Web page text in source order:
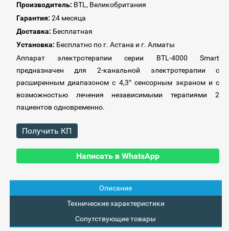
Производитель: BTL, Великобритания
Гарантия: 24 месяца
Доставка: Бесплатная
Установка: Бесплатно по г. Астана и г. Алматы
Аппарат электротерапии серии BTL-4000 Smart
предназначен для 2-канальной электротерапии с
расширенным диапазоном с 4,3″ сенсорным экраном и с
возможностью лечения независимыми терапиями 2
пациентов одновременно.
Получить КП
Написать в WhatsApp
Описание
Технические характеристики
Сопутствующие товары